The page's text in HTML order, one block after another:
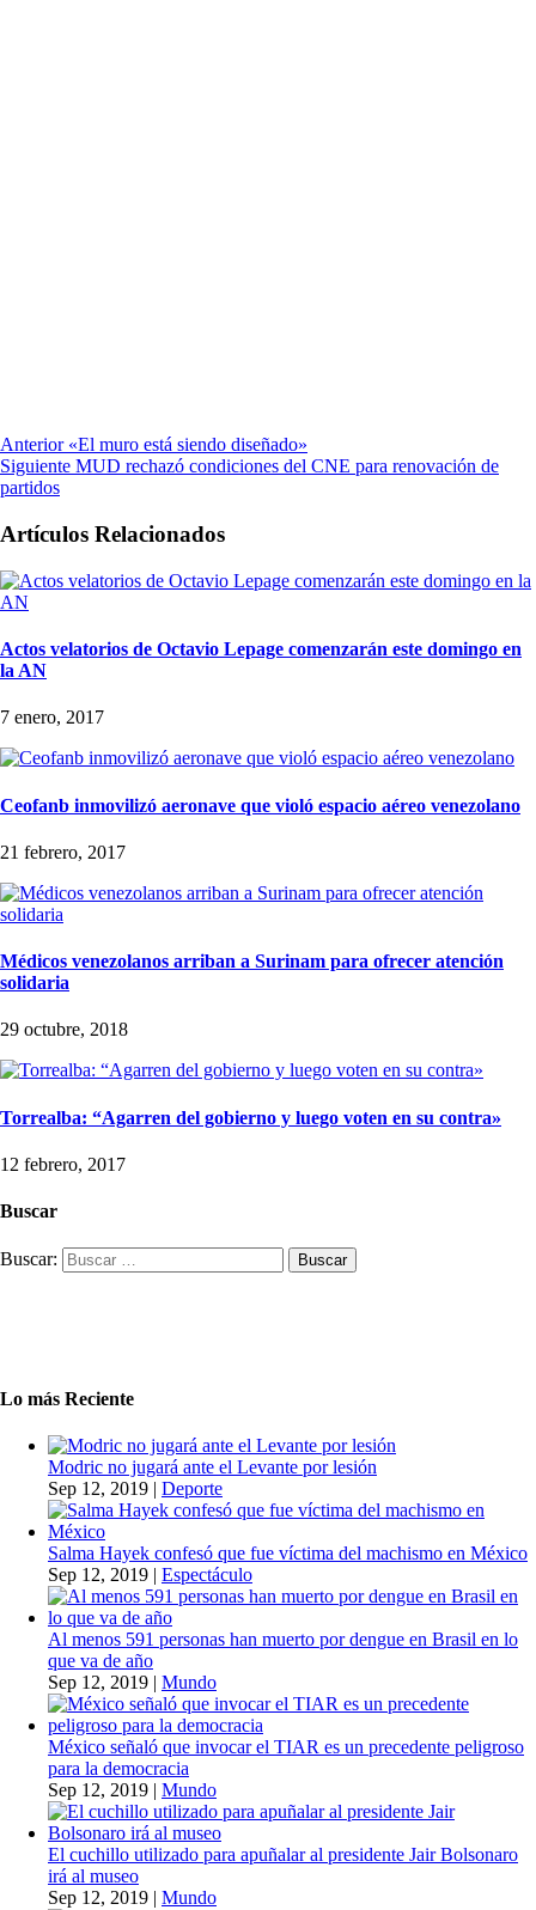
Anterior «El muro está siendo diseñado»
Siguiente MUD rechazó condiciones del CNE para renovación de
partidos
Artículos Relacionados
Actos velatorios de Octavio Lepage comenzarán este domingo en
la AN
7 enero, 2017
Ceofanb inmovilizó aeronave que violó espacio aéreo venezolano
21 febrero, 2017
Médicos venezolanos arriban a Surinam para ofrecer atención
solidaria
29 octubre, 2018
Torrealba: “Agarren del gobierno y luego voten en su contra»
12 febrero, 2017
Buscar
Buscar:
Lo más Reciente
Modric no jugará ante el Levante por lesión
Sep 12, 2019 | Deporte
Salma Hayek confesó que fue víctima del machismo en México
Sep 12, 2019 | Espectáculo
Al menos 591 personas han muerto por dengue en Brasil en lo
que va de año
Sep 12, 2019 | Mundo
México señaló que invocar el TIAR es un precedente peligroso
para la democracia
Sep 12, 2019 | Mundo
El cuchillo utilizado para apuñalar al presidente Jair Bolsonaro
irá al museo
Sep 12, 2019 | Mundo